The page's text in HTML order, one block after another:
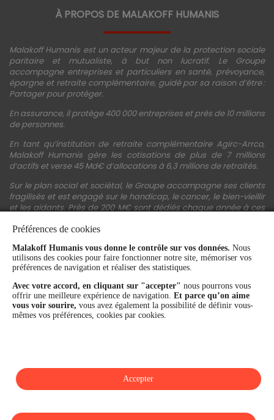
À PROPOS DE MALAKOFF HUMANIS
Malakoff Humanis est un acteur majeur de la protection sociale
paritaire et mutualiste, à but non lucratif. Le Groupe
accompagne entreprises et particuliers en santé, prévoyance,
épargne et retraite complémentaire, guidé par sa raison d’être :
Partager pour protéger.
En assurance, il protège 400 000 entreprises et près de 10 millions
de personnes.
En tant qu’institution de retraite complémentaire Agirc-Arrco,
Malakoff Humanis gère les cotisations de plus de 7 millions
d’actifs et verse 45 Md€ d’allocations à 6,3 millions de retraités.
Sur le plan social et sociétal, le Groupe accompagne ses clients
fragilisés et est engagé sur le handicap, le cancer, le bien-vieillir
et les aidants. Près de 200 M€ sont dédiés chaque année à ces
financière et la performance du Groupe sont confirmées par une
notation A+ attribuée depuis 4 ans par S&P Global Ratings et
Fitch Ratings. Sur les plans extra-financiers, Malakoff Humanis
figure parmi les 2% des entreprises les mieux notées au monde
en matière de critères RSE (Ecovadis, niveau Gold - 81/100 en
2026). Enfin, Malakoff Humanis est certifié Top Employer France
par le Top Employers Institute depuis 3 ans.
Préférences de cookies
Malakoff Humanis vous donne le contrôle sur vos données. Nous
utilisons des cookies pour faire fonctionner notre site, mémoriser vos
préférences de navigation et réaliser des statistiques.
Avec votre accord, en cliquant sur "accepter" nous pourrons vous
offrir une meilleure expérience de navigation. Et parce qu’on aime
vous voir sourire, vous avez également la possibilité de définir vous-
mêmes vos préférences, cookies par cookies.
Accepter